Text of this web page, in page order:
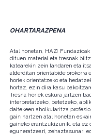
OHARTARAZPENA
Atal honetan, HAZI
dituen material eta tresnak
katearekin zein landaren eta
alderditan orientabide orokorra
horiek orientatzeko eta
hortaz, ezin dira kasu
Tresna horiek eskura jartzen
interpretatzeko, betetzeko,
daitekeen aholkularitza
gain hartzen atal honetan
gaineko erantzukizunik, eta ez
eguneratzeari, zehaztasunari